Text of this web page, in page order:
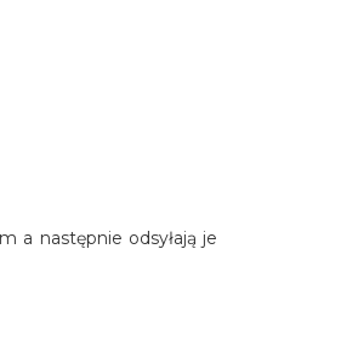
a następnie odsyłają je